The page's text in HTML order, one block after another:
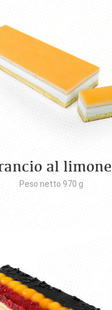
al limone
Peso netto 970 g